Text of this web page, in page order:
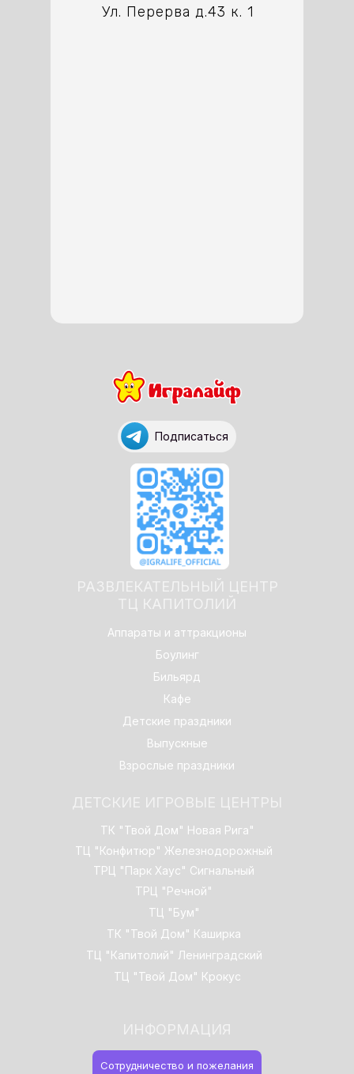
Ул. Перерва д.43 к. 1
РАЗВЛЕКАТЕЛЬНЫЙ ЦЕНТР
ТЦ КАПИТОЛИЙ
ДЕТСКИЕ ИГРОВЫЕ ЦЕНТРЫ
ИНФОРМАЦИЯ
Аппараты и аттракционы
Боулинг
Кафе
Бильярд
Детские праздники
Взрослые праздники
Выпускные
ТК "Твой Дом" Новая Рига"
ТЦ "Конфитюр" Железнодорожный
ТРЦ "Парк Хаус" Сигнальный
ТРЦ "Речной"
ТЦ "Бум"
Cотрудничество и пожелания
ТК "Твой Дом" Каширка
ТЦ "Капитолий" Ленинградский
ТЦ "Твой Дом" Крокус
Подписаться